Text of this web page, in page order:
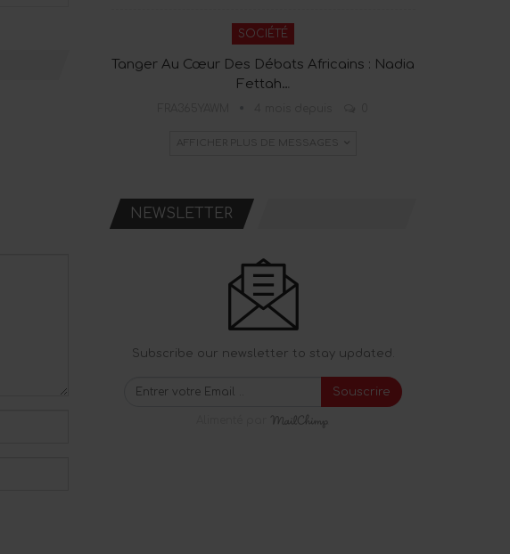
SOCIÉTÉ
Tanger Au Cœur Des Débats Africains : Nadia
Fettah…
AFFICHER PLUS DE MESSAGES
NEWSLETTER
Subscribe our newsletter to stay updated.
Souscrire